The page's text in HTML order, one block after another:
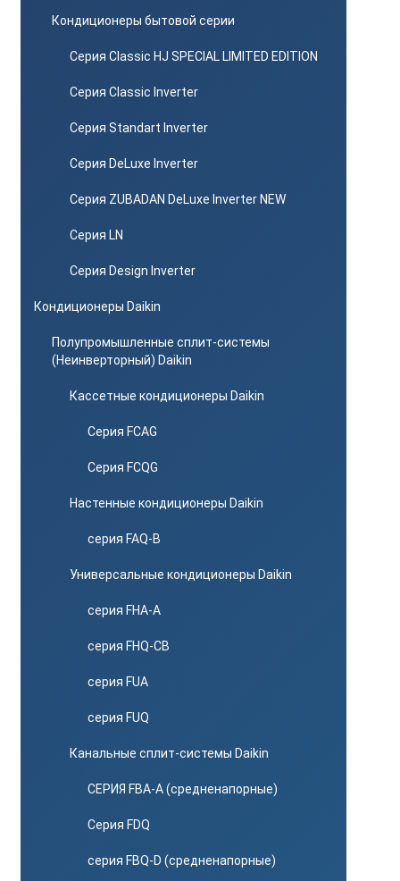
Кондиционеры бытовой серии
Серия Classic HJ SPECIAL LIMITED EDITION
Серия Classic Inverter
Серия Standart Inverter
Серия DeLuxe Inverter
Серия ZUBADAN DeLuxe Inverter NEW
Серия LN
Серия Design Inverter
Кондиционеры Daikin
Полупромышленные сплит-системы
(Неинверторный) Daikin
Кассетные кондиционеры Daikin
Серия FCAG
Серия FCQG
Настенные кондиционеры Daikin
серия FAQ-B
Универсальные кондиционеры Daikin
серия FHA-A
серия FHQ-CB
серия FUA
серия FUQ
Канальные сплит-системы Daikin
СЕРИЯ FBA-A (средненапорные)
Серия FDQ
серия FBQ-D (средненапорные)